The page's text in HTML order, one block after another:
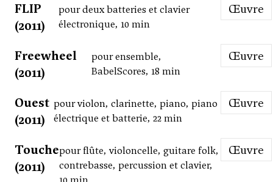
FLIP
(2011)
pour deux batteries et clavier
électronique, 10 min
Œuvre
Freewheel
(2011)
pour ensemble,
BabelScores, 18 min
Œuvre
Ouest
(2011)
pour violon, clarinette, piano, piano
électrique et batterie, 22 min
Œuvre
Touche
(2011)
pour flûte, violoncelle, guitare folk,
contrebasse, percussion et clavier,
Œuvre